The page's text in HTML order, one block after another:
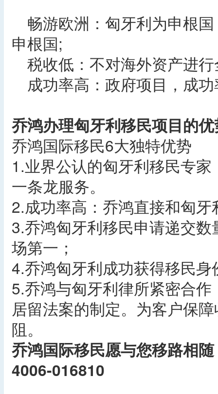
畅游欧洲：匈牙利为申根
申根国;
税收低：不对海外资产进
成功率高：政府项目，成
乔鸿办理匈牙利移民项目的
乔鸿国际移民6大独特优势
1.业界公认的匈牙利移民专
一条龙服务。
2.成功率高：乔鸿直接和匈
3.乔鸿匈牙利移民申请递交
场第一；
4.乔鸿匈牙利成功获得移民
5.乔鸿与匈牙利律所紧密合
居留法案的制定。为客户保
阻。
乔鸿国际移民愿与您移路相
4006-016810